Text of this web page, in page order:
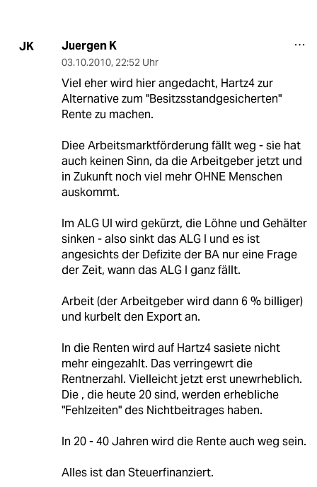
JK Juergen K
03.10.2010, 22:52 Uhr
Viel eher wird hier angedacht, Hartz4 zur
Alternative zum "Besitzsstandgesicherten"
Rente zu machen.
Diee Arbeitsmarktförderung fällt weg - sie hat
auch keinen Sinn, da die Arbeitgeber jetzt und
in Zukunft noch viel mehr OHNE Menschen
auskommt.
Im ALG UI wird gekürzt, die Löhne und Gehälter
sinken - also sinkt das ALG I und es ist
angesichts der Defizite der BA nur eine Frage
der Zeit, wann das ALG I ganz fällt.
Arbeit (der Arbeitgeber wird dann 6 % billiger)
und kurbelt den Export an.
In die Renten wird auf Hartz4 sasiete nicht
mehr eingezahlt. Das verringewrt die
Rentnerzahl. Vielleicht jetzt erst unewrheblich.
Die , die heute 20 sind, werden erhebliche
"Fehlzeiten" des Nichtbeitrages haben.
In 20 - 40 Jahren wird die Rente auch weg sein.
Alles ist dan Steuerfinanziert.